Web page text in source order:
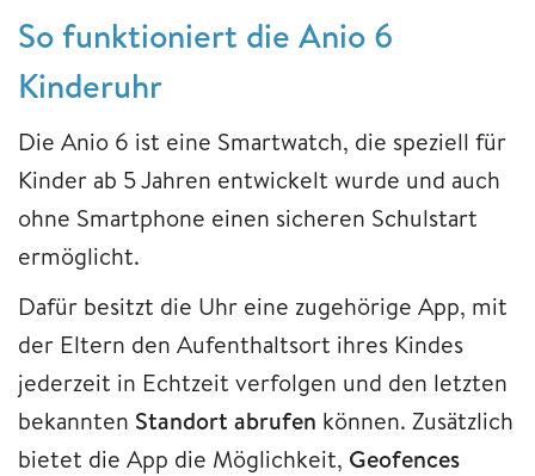
So funktioniert die Anio 6
Kinderuhr
Die Anio 6 ist eine Smartwatch, die speziell für
Kinder ab 5 Jahren entwickelt wurde und auch
ohne Smartphone einen sicheren Schulstart
ermöglicht.
Dafür besitzt die Uhr eine zugehörige App, mit
der Eltern den Aufenthaltsort ihres Kindes
jederzeit in Echtzeit verfolgen und den letzten
bekannten Standort abrufen können. Zusätzlich
bietet die App die Möglichkeit, Geofences